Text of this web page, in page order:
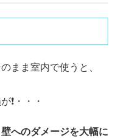
まま室内で使うと、
❗️・・・
へのダメージを大幅に